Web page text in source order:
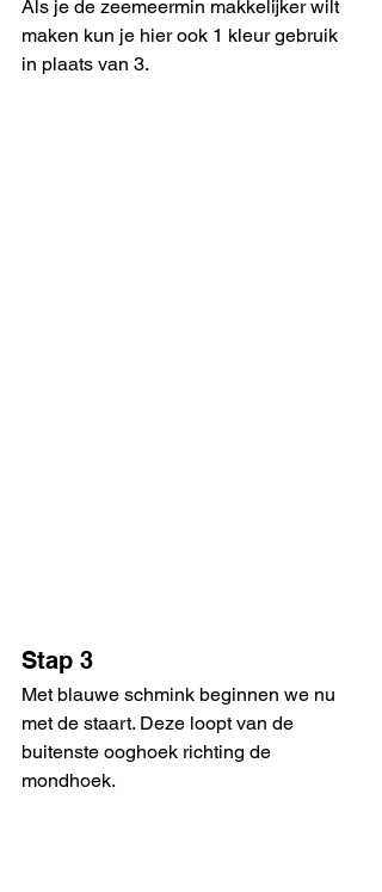
Als je de zeemeermin makkelijker wilt
maken kun je hier ook 1 kleur gebruik
in plaats van 3.
Stap 3
Met blauwe schmink beginnen we nu
met de staart. Deze loopt van de
buitenste ooghoek richting de
mondhoek.